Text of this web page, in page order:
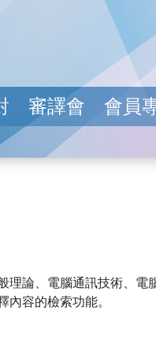
審譯會 會員
論、電腦通訊技術、
容的檢索功能。